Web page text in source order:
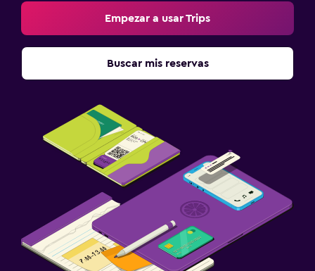
Empezar a usar Trips
Buscar mis reservas